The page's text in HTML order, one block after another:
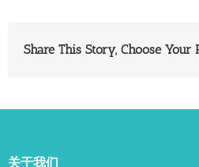
Share This Story, Choose Your
关于我们